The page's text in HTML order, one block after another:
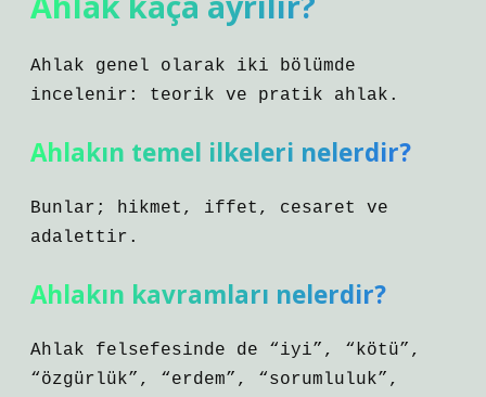
Ahlak genel olarak iki bölümde
incelenir: teorik ve pratik ahlak.
Ahlakın temel ilkeleri nelerdir?
Bunlar; hikmet, iffet, cesaret ve
adalettir.
Ahlakın kavramları nelerdir?
Ahlak felsefesinde de “iyi”, “kötü”,
“özgürlük”, “erdem”, “sorumluluk”,